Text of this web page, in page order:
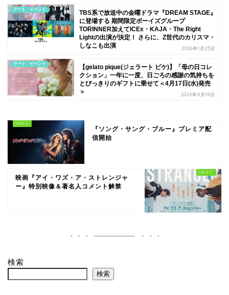
アート イベント
TBS系で放送中の金曜ドラマ『DREAM STAGE』
に登場する 期間限定ボーイズグループ
TORINNER加えてICEx・KAJA・The Right
Lightの出演が決定！ さらに、Z世代のカリスマ・
しなこも出演
2026年1月23日
アート イベント
【gelato pique(ジェラート ピケ)】「母の日コレ
クション」一年に一度、日ごろの感謝の気持ちを
とびっきりのギフトに乗せて＜4月17日(水)発売
＞
2024年4月18日
『ソング・サング・ブルー』プレミア配
信開始
映画『アイ・ワズ・ア・ストレンジャ
ー』特別映像＆著名人コメント解禁
検索
検索